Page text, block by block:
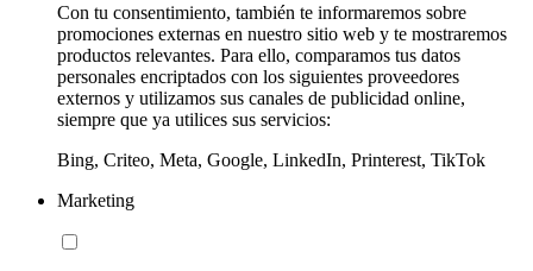
Con tu consentimiento, también te informaremos sobre
promociones externas en nuestro sitio web y te mostraremos
productos relevantes. Para ello, comparamos tus datos
personales encriptados con los siguientes proveedores
externos y utilizamos sus canales de publicidad online,
siempre que ya utilices sus servicios:
Bing, Criteo, Meta, Google, LinkedIn, Printerest, TikTok
Marketing